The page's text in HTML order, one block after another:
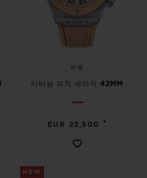
빅뱅
티타늄 피치 세라믹 42MM
EUR 23,500 •
NEW